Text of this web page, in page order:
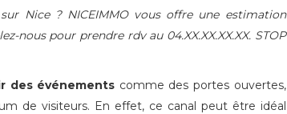
Nice ? NICEIMMO vous offre une estimation
pour prendre rdv au 04.XX.XX.XX.XX. STOP
des événements comme des portes ouvertes,
de visiteurs. En effet, ce canal peut être idéal